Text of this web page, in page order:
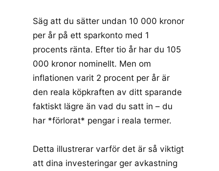
Säg att du sätter undan 10 000 kronor
per år på ett sparkonto med 1
procents ränta. Efter tio år har du 105
000 kronor nominellt. Men om
inflationen varit 2 procent per år är
den reala köpkraften av ditt sparande
faktiskt lägre än vad du satt in – du
har *förlorat* pengar i reala termer.
Detta illustrerar varför det är så viktigt
att dina investeringar ger avkastning